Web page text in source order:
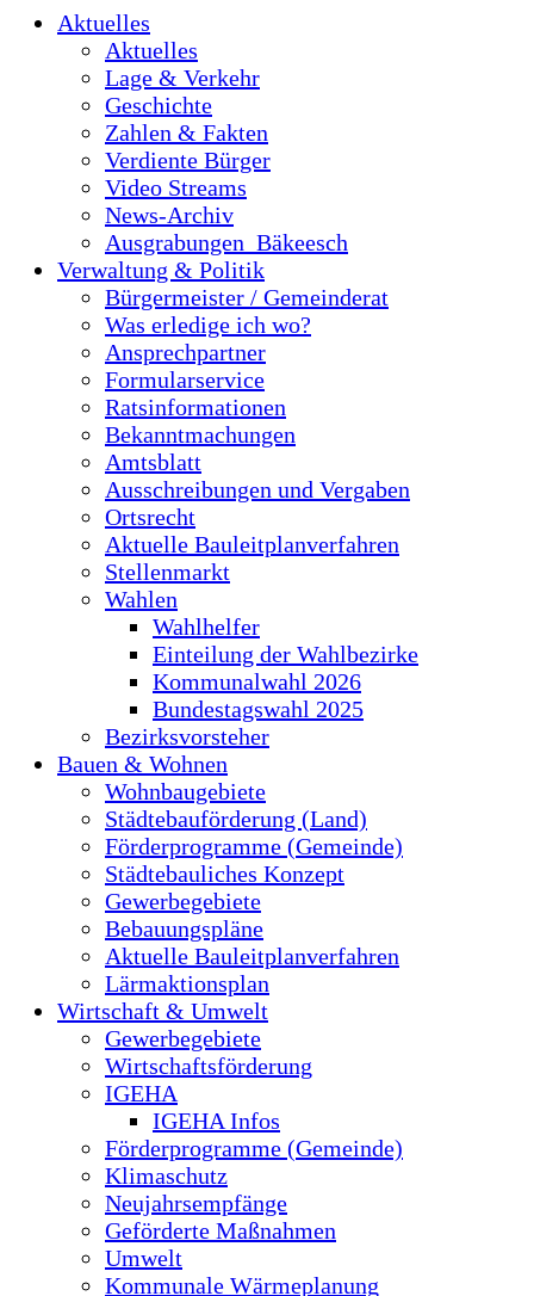
Aktuelles
Aktuelles
Lage & Verkehr
Geschichte
Zahlen & Fakten
Verdiente Bürger
Video Streams
News-Archiv
Ausgrabungen_Bäkeesch
Verwaltung & Politik
Bürgermeister / Gemeinderat
Was erledige ich wo?
Ansprechpartner
Formularservice
Ratsinformationen
Bekanntmachungen
Amtsblatt
Ausschreibungen und Vergaben
Ortsrecht
Aktuelle Bauleitplanverfahren
Stellenmarkt
Wahlen
Wahlhelfer
Einteilung der Wahlbezirke
Kommunalwahl 2026
Bundestagswahl 2025
Bezirksvorsteher
Bauen & Wohnen
Wohnbaugebiete
Städtebauförderung (Land)
Förderprogramme (Gemeinde)
Städtebauliches Konzept
Gewerbegebiete
Bebauungspläne
Aktuelle Bauleitplanverfahren
Lärmaktionsplan
Wirtschaft & Umwelt
Gewerbegebiete
Wirtschaftsförderung
IGEHA
IGEHA Infos
Förderprogramme (Gemeinde)
Klimaschutz
Neujahrsempfänge
Geförderte Maßnahmen
Umwelt
Kommunale Wärmeplanung